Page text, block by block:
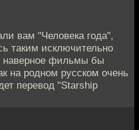
вам "Человека года",
таким исключительно
наверное фильмы бы
на родном русском очень
перевод "Starship